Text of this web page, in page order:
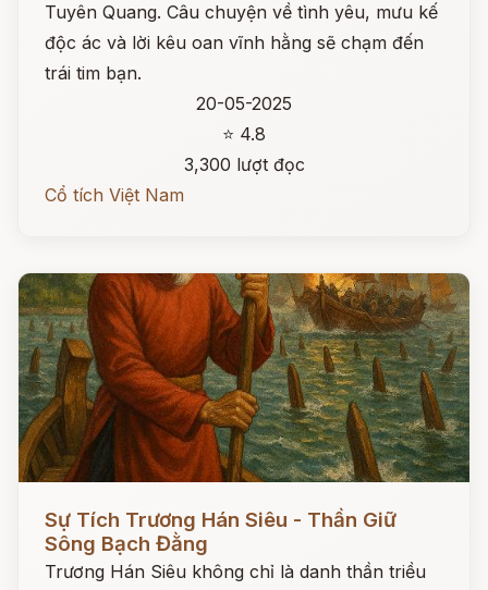
Tuyên Quang. Câu chuyện về tình yêu, mưu kế
độc ác và lời kêu oan vĩnh hằng sẽ chạm đến
trái tim bạn.
20-05-2025
⭐ 4.8
3,300 lượt đọc
Cổ tích Việt Nam
Sự Tích Trương Hán Siêu - Thần Giữ
Sông Bạch Đằng
Trương Hán Siêu không chỉ là danh thần triều